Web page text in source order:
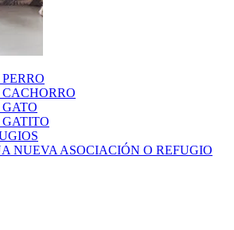
NUEVA ASOCIACIÓN O REFUGIO